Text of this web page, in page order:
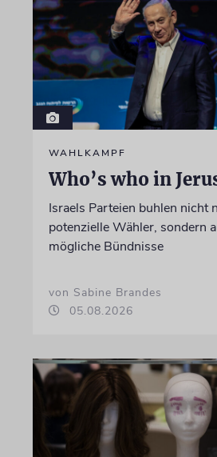
WAHLKAMPF
Who’s who in
Israels Parteien buhlen nicht
potenzielle Wähler, sondern
mögliche Bündnisse
von Sabine Brandes
05.08.2026